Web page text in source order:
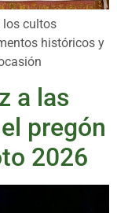
los cultos
históricos y
a las
pregón
2026